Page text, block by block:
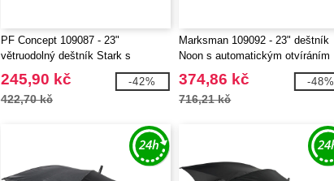
PF Concept 109087 - 23"
větruodolný deštník Stark s
automatickým otvíráním
245,90 kč
422,70 kč
-42%
Marksman 109092 - 23" deštník
Noon s automatickým otvíráním
374,86 kč
716,21 kč
-48%